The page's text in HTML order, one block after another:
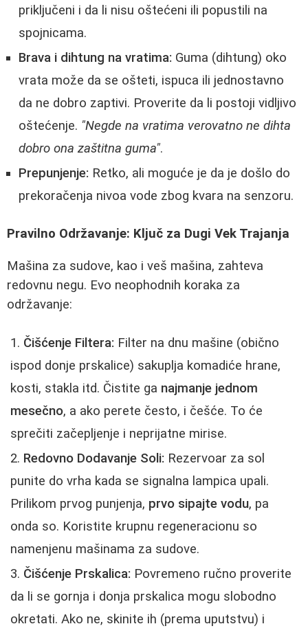
priključeni i da li nisu oštećeni ili popustili na
spojnicama.
Brava i dihtung na vratima: Guma (dihtung) oko
vrata može da se ošteti, ispuca ili jednostavno
da ne dobro zaptivi. Proverite da li postoji vidljivo
oštećenje. "Negde na vratima verovatno ne dihta
dobro ona zaštitna guma".
Prepunjenje: Retko, ali moguće je da je došlo do
prekoračenja nivoa vode zbog kvara na senzoru.
Pravilno Održavanje: Ključ za Dugi Vek Trajanja
Mašina za sudove, kao i veš mašina, zahteva
redovnu negu. Evo neophodnih koraka za
održavanje:
Čišćenje Filtera: Filter na dnu mašine (obično
ispod donje prskalice) sakuplja komadiće hrane,
kosti, stakla itd. Čistite ga najmanje jednom
mesečno, a ako perete često, i češće. To će
sprečiti začepljenje i neprijatne mirise.
Redovno Dodavanje Soli: Rezervoar za sol
punite do vrha kada se signalna lampica upali.
Prilikom prvog punjenja, prvo sipajte vodu, pa
onda so. Koristite krupnu regeneracionu so
namenjenu mašinama za sudove.
Čišćenje Prskalica: Povremeno ručno proverite
da li se gornja i donja prskalica mogu slobodno
okretati. Ako ne, skinite ih (prema uputstvu) i